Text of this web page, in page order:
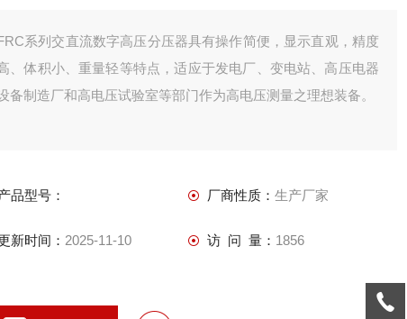
系列交直流数字高压分压器具有操作简便，显示直观，精度
、体积小、重量轻等特点，适应于发电厂、变电站、高压电器
备制造厂和高电压试验室等部门作为高电压测量之理想装备。
品型号： 厂商性质： 生产厂家
新时间： 2025-11-10 访 问 量： 1856